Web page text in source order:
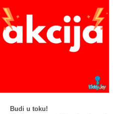
Budi u toku!